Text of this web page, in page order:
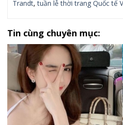
This entry was posted inGiáo hội
diện,giữ,Kỳ,lựa,mới,Môi Điên,
sáng , sâu,tạo Thập , thương hiệu
Trandt,tuần lễ thời trang Quốc tế
Tin cùng chuyên mục: